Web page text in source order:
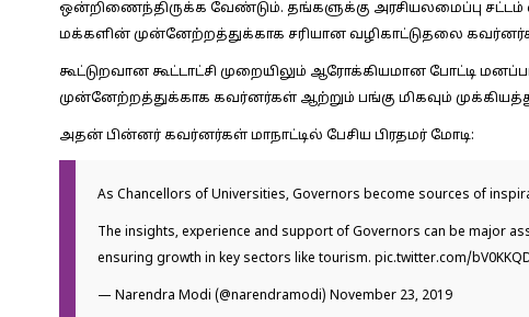
ஒன்றிணைந்திருக்க வேண்டும். தங்களுக்கு அரசியலமைப்பு
மக்களின் முன்னேற்றத்துக்காக சரியான வழிகாட்டுதலை
கூட்டுறவான கூட்டாட்சி முறையிலும் ஆரோக்கியமான போட்டி
முன்னேற்றத்துக்காக கவர்னர்கள் ஆற்றும் பங்கு மிகவும்
அதன் பின்னர் கவர்னர்கள் மாநாட்டில் பேசிய பிரதமர் மோடி:
As Chancellors of Universities, Governors become sources of
The insights, experience and support of Governors can be major
ensuring growth in key sectors like tourism. pic.twitter.com/
— Narendra Modi (@narendramodi) November 23, 2019